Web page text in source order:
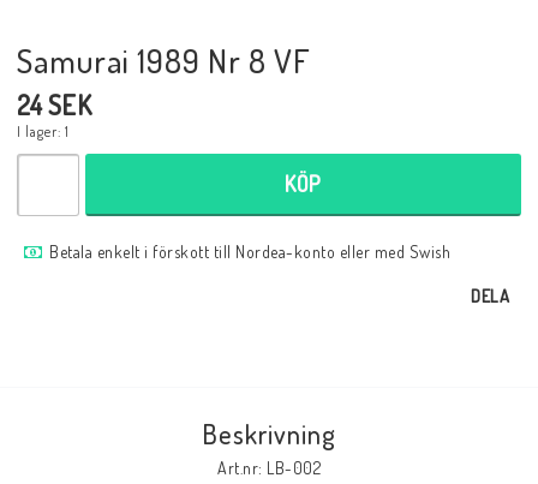
Samlartillbehör
Samurai 1989 Nr 8 VF
24 SEK
I lager: 1
KÖP
Betala enkelt i förskott till Nordea-konto eller med Swish
DELA
Beskrivning
Art.nr: LB-002